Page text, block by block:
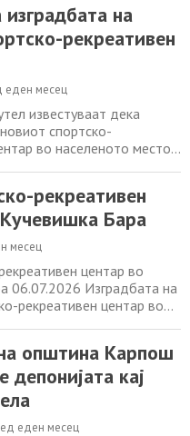
подобрување на
и придонесување за
општина – велат од
Притоа, апелираат до
на
рекреативен
еден месец
известуваат дека
спортско-
во населеното место
од 2.000 квадратни
фудбалско игралиште со
вештачка трева, детско
и нови клупи, парк и
рекреативен
Бара
месец
центар во
06.07.2026 Изградбата на
рекреативен центар во
Новиот спортски комплекс
од 2000 метри
фудбалско игралиште
вештачка трева,
општина Карпош
депонијата кај
еден месец